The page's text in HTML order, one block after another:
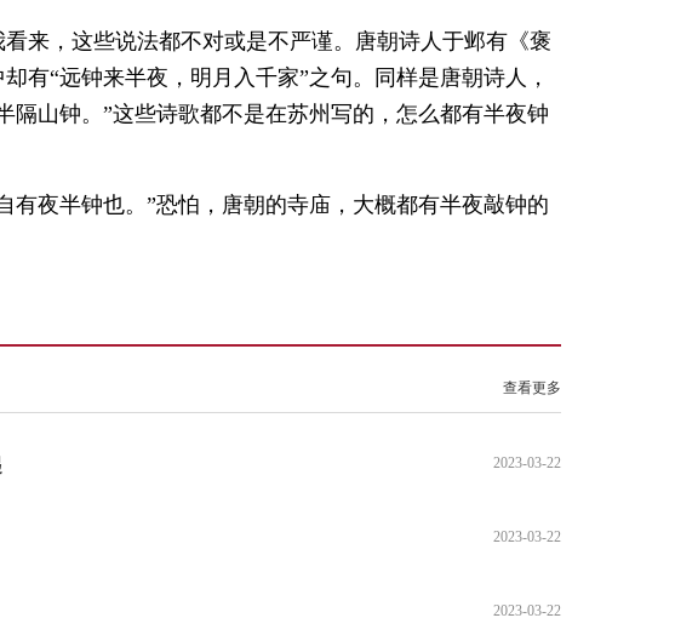
来，这些说法都不对或是不严谨。唐朝诗人于邺有《褒
有“远钟来半夜，明月入千家”之句。同样是唐朝诗人，
隔山钟。”这些诗歌都不是在苏州写的，怎么都有半夜钟
有夜半钟也。”恐怕，唐朝的寺庙，大概都有半夜敲钟的
查看更多
2023-03-22
2023-03-22
2023-03-22